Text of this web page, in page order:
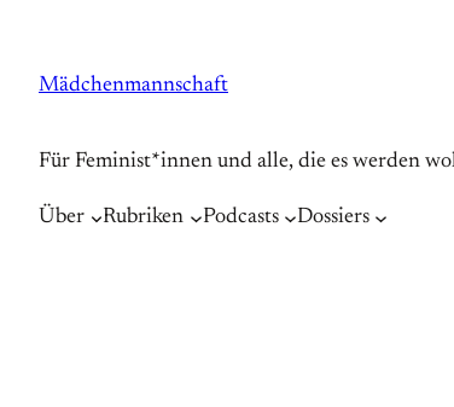
springen
Mädchenmannschaft
Für Feminist*innen und alle, die es werden
Über Rubriken Podcasts Dossiers